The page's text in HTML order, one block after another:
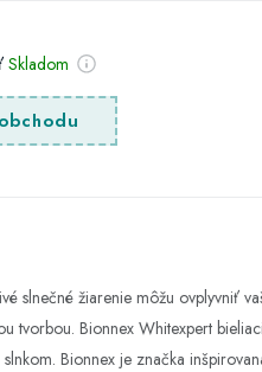
Skladom
slnečné žiarenie môžu ovplyvniť
tvorbou. Bionnex Whitexpert bieliaci
Bionnex je značka